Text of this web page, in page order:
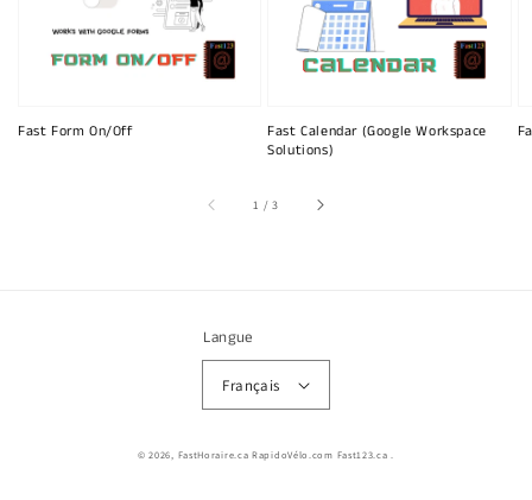
Fast Form On/Off
Fast Calendar (Google Workspace
Solutions)
1 /sur
3
Langue
Français
© 2026, FastHoraire.ca RapidoVélo.com Fast123.ca .